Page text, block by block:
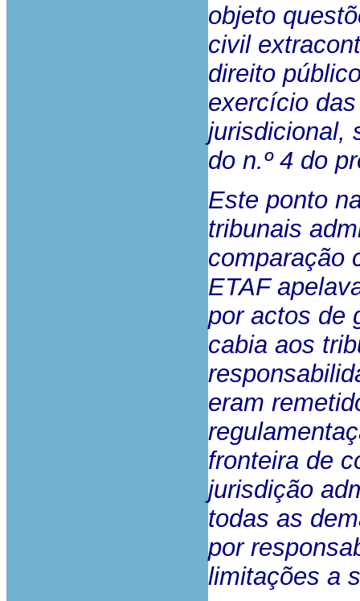
objeto
civil
direito
exercício
jurisdicional,
do n.º 4 do
Este ponto
tribunais
comparação
ETAF
por actos de
cabia aos
eram
fronteira de
jurisdição
todas as
por
limitações a